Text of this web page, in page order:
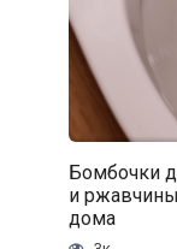
Бомбочки
и
дома